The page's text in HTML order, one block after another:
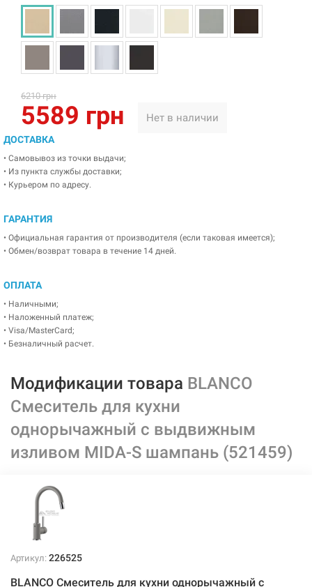
6210 грн
5589 грн Нет в наличии
ДОСТАВКА
• Самовывоз из точки выдачи;
• Из пункта службы доставки;
• Курьером по адресу.
ГАРАНТИЯ
• Официальная гарантия от производителя (если таковая имеется);
• Обмен/возврат товара в течение 14 дней.
ОПЛАТА
• Наличными;
• Наложенный платеж;
• Visa/MasterCard;
• Безналичный расчет.
Модификации товара BLANCO
Смеситель для кухни
однорычажный с выдвижным
изливом MIDA-S шампань (521459)
Артикул: 226525
BLANCO Смеситель для кухни однорычажный с